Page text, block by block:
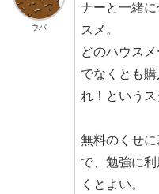
ウパ
ナーと一緒
スメ。
どのハウス
でなくとも
れ！というス
無料のくせ
で、勉強に
くとよい。